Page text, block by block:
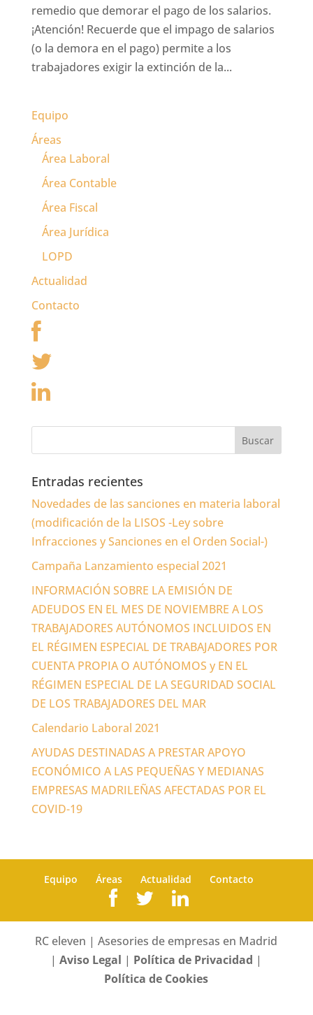
remedio que demorar el pago de los salarios.
¡Atención! Recuerde que el impago de salarios
(o la demora en el pago) permite a los
trabajadores exigir la extinción de la...
Equipo
Áreas
Área Laboral
Área Contable
Área Fiscal
Área Jurídica
LOPD
Actualidad
Contacto
Entradas recientes
Novedades de las sanciones en materia laboral
(modificación de la LISOS -Ley sobre
Infracciones y Sanciones en el Orden Social-)
Campaña Lanzamiento especial 2021
INFORMACIÓN SOBRE LA EMISIÓN DE
ADEUDOS EN EL MES DE NOVIEMBRE A LOS
TRABAJADORES AUTÓNOMOS INCLUIDOS EN
EL RÉGIMEN ESPECIAL DE TRABAJADORES POR
CUENTA PROPIA O AUTÓNOMOS y EN EL
RÉGIMEN ESPECIAL DE LA SEGURIDAD SOCIAL
DE LOS TRABAJADORES DEL MAR
Calendario Laboral 2021
AYUDAS DESTINADAS A PRESTAR APOYO
ECONÓMICO A LAS PEQUEÑAS Y MEDIANAS
EMPRESAS MADRILEÑAS AFECTADAS POR EL
COVID-19
Equipo Áreas Actualidad Contacto
RC eleven | Asesories de empresas en Madrid
|Aviso Legal | Política de Privacidad |
Política de Cookies